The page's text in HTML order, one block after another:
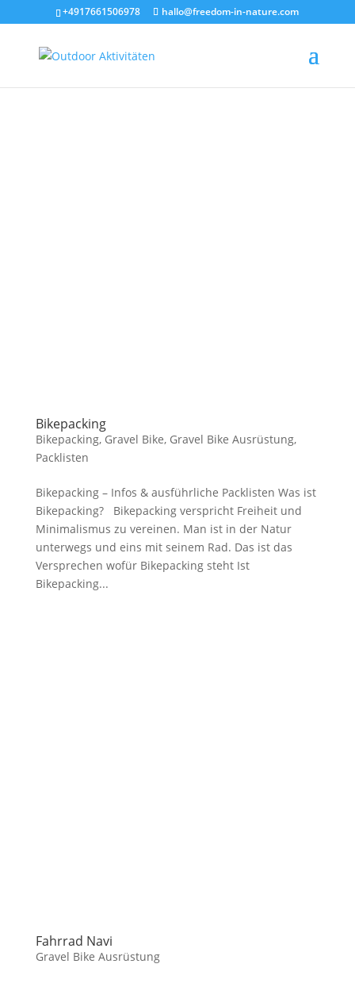
+4917661506978 hallo@freedom-in-nature.com
Bikepacking
Bikepacking, Gravel Bike, Gravel Bike Ausrüstung,
Packlisten
Bikepacking – Infos & ausführliche Packlisten Was ist
Bikepacking? Bikepacking verspricht Freiheit und
Minimalismus zu vereinen. Man ist in der Natur
unterwegs und eins mit seinem Rad. Das ist das
Versprechen wofür Bikepacking steht Ist
Bikepacking...
Fahrrad Navi
Gravel Bike Ausrüstung